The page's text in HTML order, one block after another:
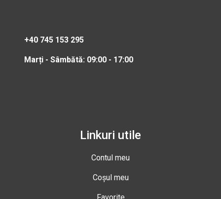
+40 745 153 295
Marți - Sâmbătă: 09:00 - 17:00
Linkuri utile
Contul meu
Coșul meu